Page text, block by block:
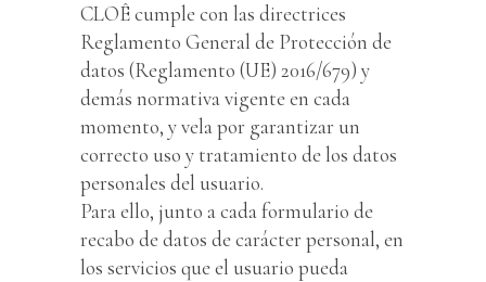
CLOÊ cumple con las directrices
Reglamento General de Protección de
datos (Reglamento (UE) 2016/679) y
demás normativa vigente en cada
momento, y vela por garantizar un
correcto uso y tratamiento de los datos
personales del usuario.
Para ello, junto a cada formulario de
recabo de datos de carácter personal, en
los servicios que el usuario pueda